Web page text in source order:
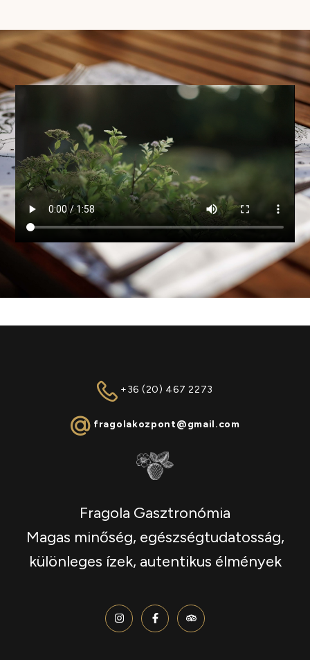
+36 (20) 467 2273
fragolakozpont@gmail.com
Fragola Gasztronómia
Magas minőség, egészségtudatosság,
különleges ízek, autentikus élmények